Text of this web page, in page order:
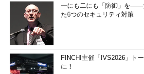
一にも二にも「防御」を――
た6つのセキュリティ対策
FINCHI主催「IVS2026」ト
に！